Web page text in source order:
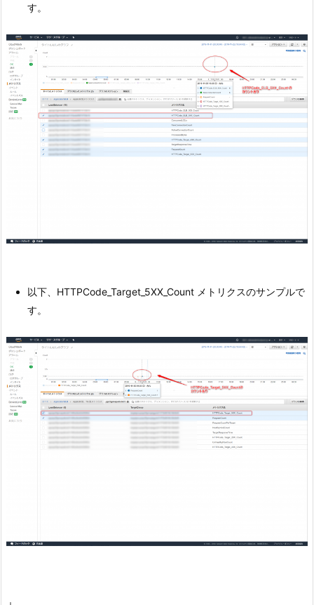
す。
以下、HTTPCode_Target_5XX_Count メトリクスのサンプルで
す。